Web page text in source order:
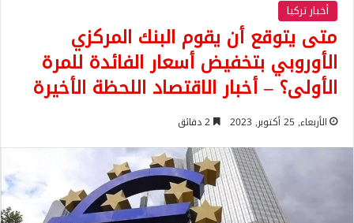
أخبار تركيا
متى يتوقع أن يقوم البنك المركزي
الأوروبي بتخفيض أسعار الفائدة للمرة
الأولى؟ – أخبار الاقتصاد اللحظة الأخيرة
الأربعاء, 25 أكتوبر, 2023